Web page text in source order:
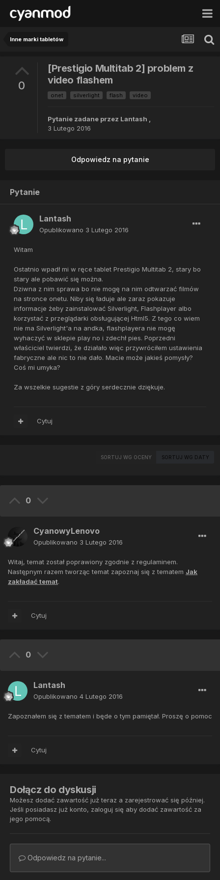
Inne marki tabletów
0
[Prestigio Multitab 2] problem z
video flashem
onet silverlight flash video
Pytanie zadane przez Lantash ,
3 Lutego 2016
Odpowiedz na pytanie
Pytanie
Lantash
Opublikowano 3 Lutego 2016
Witam
Ostatnio wpadł mi w ręce tablet Prestigio Multitab 2, stary bo
stary ale pobawić się można.
Dziwna z nim sprawa bo nie mogę na nim odtwarzać filmów
na stronce onetu. Niby się ładuje ale zaraz pokazuje
informacje żeby zainstalować Silverlight, Flashplayer albo
korzystać z przeglądarki obsługującej Html5. Z tego co wiem
nie ma Silverlight'a na andka, flashplayera nie mogę
wyhaczyć w sklepie play no i zdechł pies. Poprzedni
właściciel twierdzi, że działało więc przywróciłem ustawienia
fabryczne ale nic to nie dało. Macie może jakieś pomysły?
Coś mi umyka?
Za wszelkie sugestie z góry serdecznie dziękuje.
Cytuj
SORTUJ WG OCENY SORTUJ WG DATY
0
CyanowyLenovo
Opublikowano 3 Lutego 2016
Witaj, temat został poprawiony zgodnie z regulaminem.
Następnym razem tworząc temat zapoznaj się z tematem Jak
zakładać temat.
Cytuj
0
Lantash
Opublikowano 4 Lutego 2016
Zapoznałem się z tematem i będe o tym pamiętał. Proszę o pomoc
Cytuj
Dołącz do dyskusji
Możesz dodać zawartość już teraz a zarejestrować się później.
Jeśli posiadasz już konto, zaloguj się aby dodać zawartość za
jego pomocą.
Odpowiedz na pytanie...